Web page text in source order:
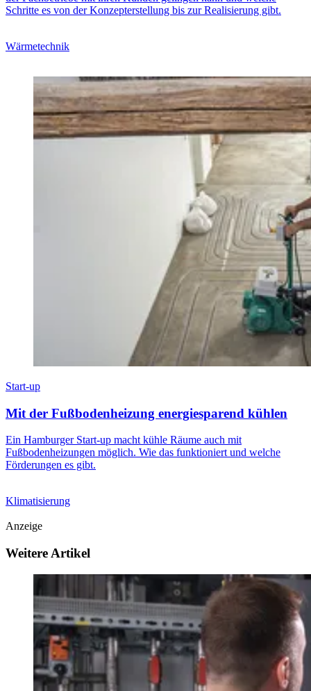
Schritte es von der Konzepterstellung bis zur Realisierung gibt.
Wärmetechnik
Start-up
Mit der Fußbodenheizung energiesparend kühlen
Ein Hamburger Start-up macht kühle Räume auch mit
Fußbodenheizungen möglich. Wie das funktioniert und welche
Förderungen es gibt.
Klimatisierung
Anzeige
Weitere Artikel